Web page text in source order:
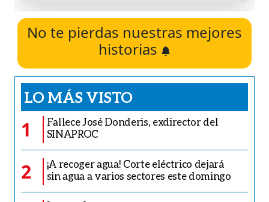
No te pierdas nuestras mejores
historias
LO MÁS VISTO
1
Fallece José Donderis, exdirector del
SINAPROC
2
¡A recoger agua! Corte eléctrico dejará
sin agua a varios sectores este domingo